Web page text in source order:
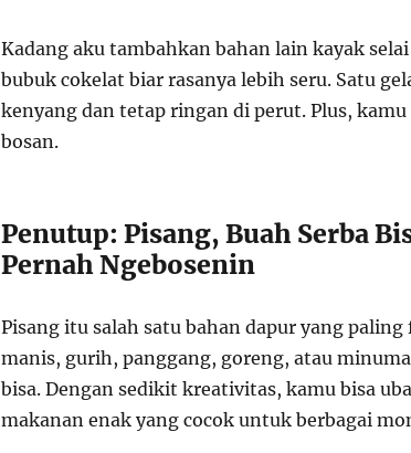
Kadang aku tambahkan bahan lain kayak
bubuk cokelat biar rasanya lebih seru. Satu
kenyang dan tetap ringan di perut. Plus,
bosan.
Penutup: Pisang, Buah Serba
Pernah Ngebosenin
Pisang itu salah satu bahan dapur yang
manis, gurih, panggang, goreng, atau
bisa. Dengan sedikit kreativitas, kamu bisa
makanan enak yang cocok untuk berbagai